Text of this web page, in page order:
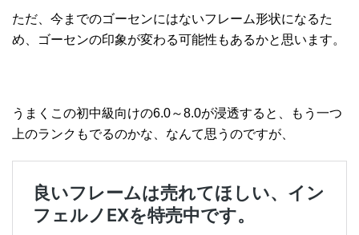
ただ、今までのゴーセンにはないフレーム形状になるた
め、ゴーセンの印象が変わる可能性もあるかと思います。
うまくこの初中級向けの6.0～8.0が浸透すると、もう一つ
上のランクもでるのかな、なんて思うのですが、